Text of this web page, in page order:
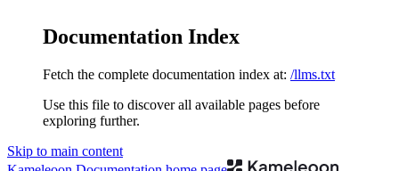
Documentation Index
Fetch the complete documentation index at: /llms.txt
Use this file to discover all available pages before
exploring further.
Skip to main content